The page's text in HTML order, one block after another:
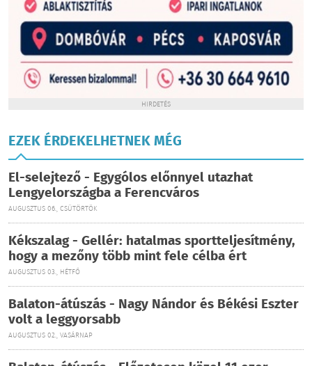
HIRDETÉS
EZEK ÉRDEKELHETNEK MÉG
El-selejtező - Egygólos előnnyel utazhat
Lengyelországba a Ferencváros
AUGUSZTUS 06., CSÜTÖRTÖK
Kékszalag - Gellér: hatalmas sportteljesítmény,
hogy a mezőny több mint fele célba ért
AUGUSZTUS 03., HÉTFŐ
Balaton-átúszás - Nagy Nándor és Békési Eszter
volt a leggyorsabb
AUGUSZTUS 02., VASÁRNAP